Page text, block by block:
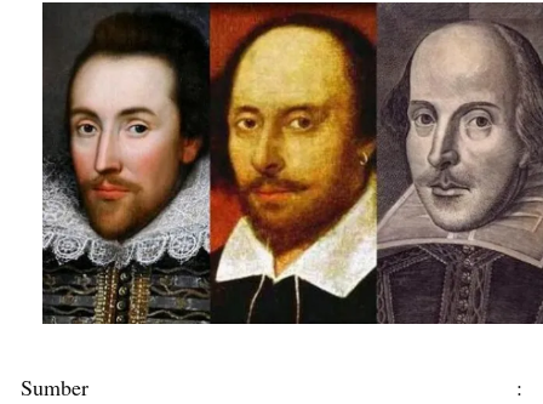
Sumber :